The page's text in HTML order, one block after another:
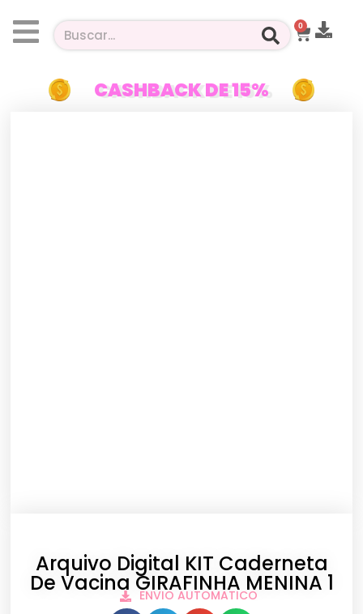
0
CASHBACK DE 15%
Arquivo Digital KIT Caderneta
De Vacina GIRAFINHA MENINA 1
ENVIO AUTOMATICO